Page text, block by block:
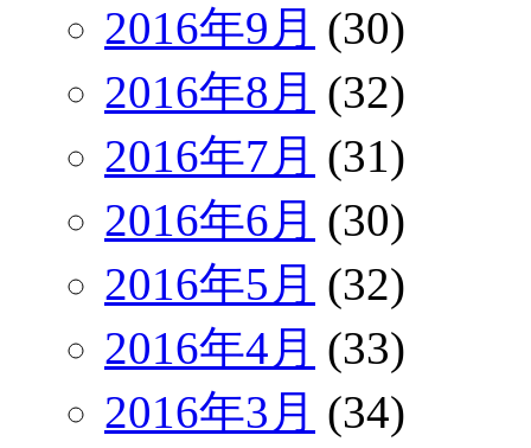
2016年9月 (30)
2016年8月 (32)
2016年7月 (31)
2016年6月 (30)
2016年5月 (32)
2016年4月 (33)
2016年3月 (34)